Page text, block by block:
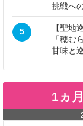
挑戦へ
5
【聖地
「穂む
甘味と
1ヵ